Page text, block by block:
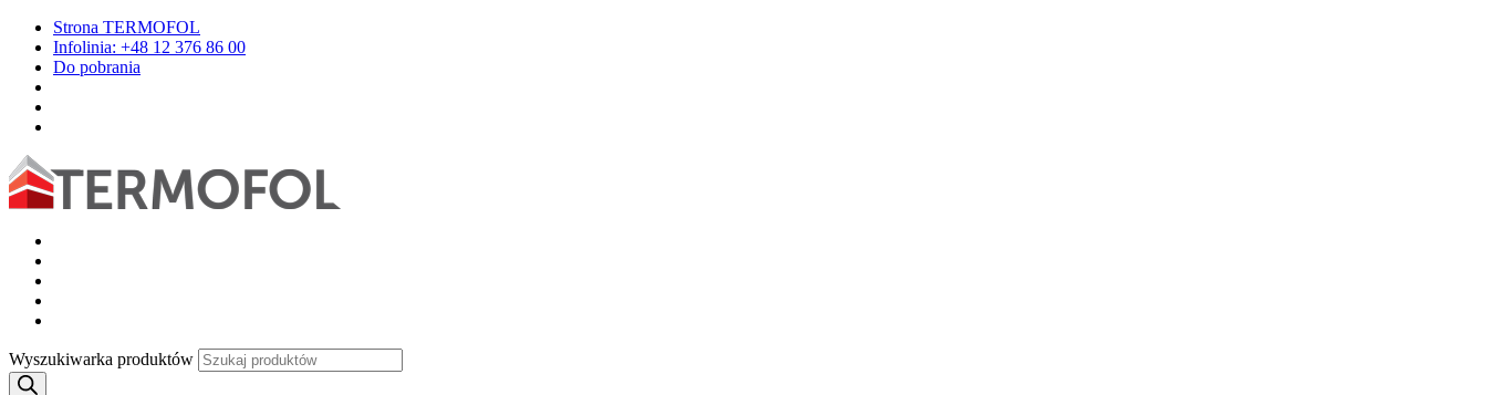
Strona TERMOFOL
Infolinia: +48 12 376 86 00
Do pobrania
Wyszukiwarka produktów